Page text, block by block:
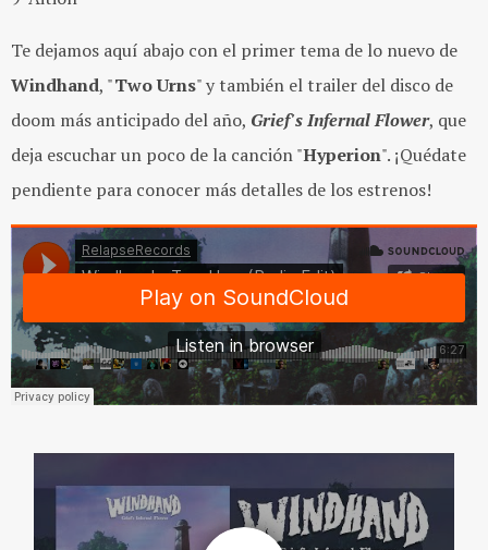
Te dejamos aquí abajo con el primer tema de lo nuevo de
Windhand, "Two Urns" y también el trailer del disco de
doom más anticipado del año, Grief's Infernal Flower, que
deja escuchar un poco de la canción "Hyperion". ¡Quédate
pendiente para conocer más detalles de los estrenos!